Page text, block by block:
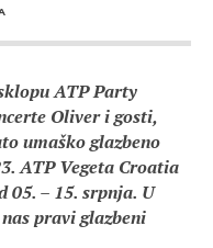
ATP Party
Oliver i gosti,
umaško glazbeno
ATP Vegeta Croatia
05. – 15. srpnja. U
pravi glazbeni